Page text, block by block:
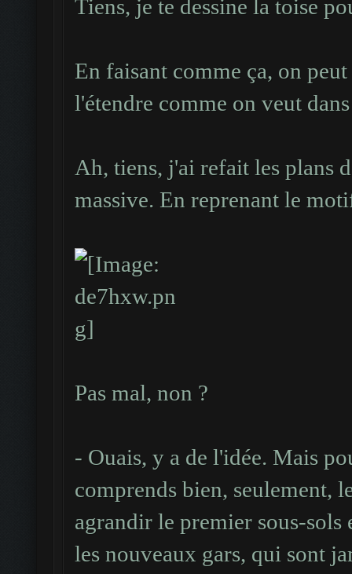
Tiens, je te dessine la toise
En faisant comme ça, on
l'étendre comme on veut
Ah, tiens, j'ai refait les plans
massive. En reprenant le
Pas mal, non ?
- Ouais, y a de l'idée. Mais
comprends bien, seulement,
agrandir le premier sous-
les nouveaux gars, qui sont